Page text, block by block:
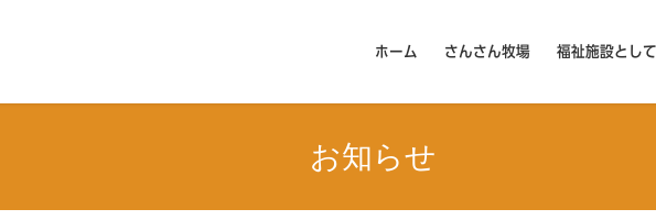
ホーム さんさん牧場 福祉施設として
お知らせ